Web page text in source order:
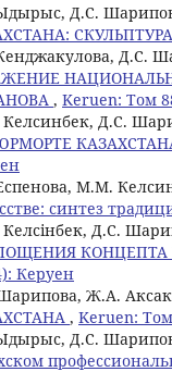
Д.С.
Д.С.
, Keruen: Том
Д.С.
М.М.
синтез
Д.С.
КОНЦЕПТА
Керуен
Ж.А.
, Keruen:
Д.С.